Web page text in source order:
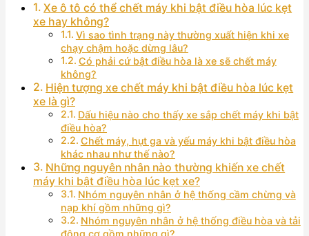
Xe ô tô có thể chết máy khi bật điều hòa lúc kẹt
xe hay không?
Vì sao tình trạng này thường xuất hiện khi xe
chạy chậm hoặc dừng lâu?
Có phải cứ bật điều hòa là xe sẽ chết máy
không?
Hiện tượng xe chết máy khi bật điều hòa lúc kẹt
xe là gì?
Dấu hiệu nào cho thấy xe sắp chết máy khi bật
điều hòa?
Chết máy, hụt ga và yếu máy khi bật điều hòa
khác nhau như thế nào?
Những nguyên nhân nào thường khiến xe chết
máy khi bật điều hòa lúc kẹt xe?
Nhóm nguyên nhân ở hệ thống cầm chừng và
nạp khí gồm những gì?
Nhóm nguyên nhân ở hệ thống điều hòa và tải
động cơ gồm những gì?